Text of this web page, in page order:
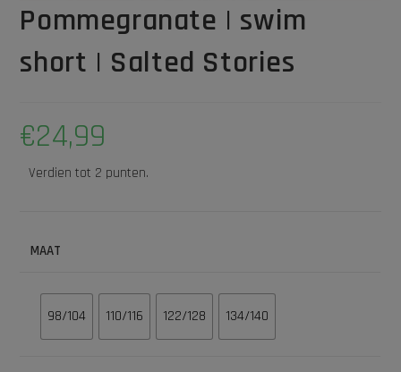
Pommegranate | swim
short | Salted Stories
€24,99
Verdien tot 2 punten.
MAAT
98/104 110/116 122/128 134/140